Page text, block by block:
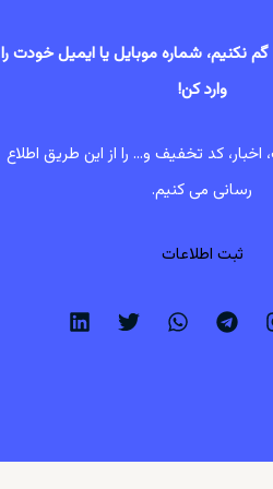
گم نکنیم، شماره موبایل یا ایمیل خودت را
وارد کن!
کد تخفیف و... را از این طریق اطلاع
رسانی می کنیم.
ثبت اطلاعات